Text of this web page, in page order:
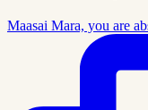
Maasai Mara, you are